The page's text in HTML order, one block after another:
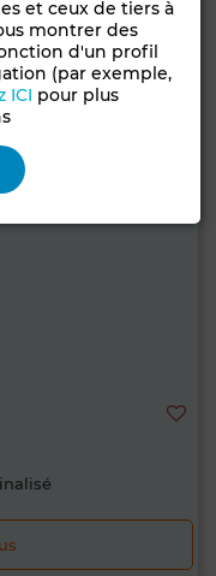
et ceux de tiers à
montrer des
d'un profil
(par exemple,
ICI pour plus